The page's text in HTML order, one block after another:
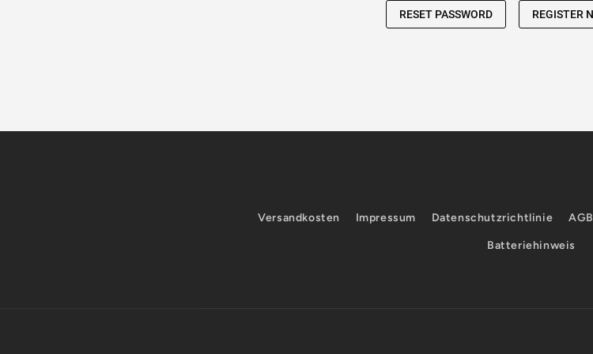
Versandkosten Impressum Datenschutzrichtlinie AGB
Batteriehinweis